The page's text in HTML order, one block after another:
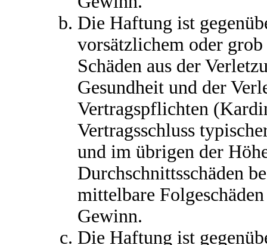
Die Haftung ist
vorsätzlichem oder
Schäden aus der
Gesundheit und der
Vertragspflichten
Vertragsschluss
und im übrigen der
Durchschnittsschäden
mittelbare
Gewinn.
Die Haftung ist